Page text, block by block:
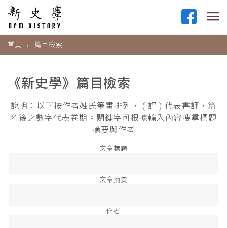
首頁 篇目檢索
《新史學》篇目檢索
說明：以下按作者姓氏筆畫排列， ( 評 ) 代表書評，篇
名後之數字代表卷期。關鍵字可根據輸入內容搜尋標題
摘要與作者
文章標題
文章摘要
作者